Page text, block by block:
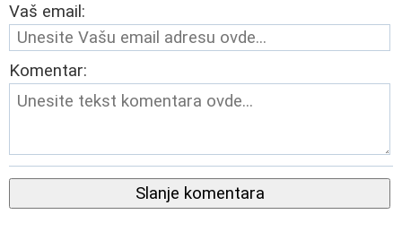
Vaš email:
Komentar:
Slanje komentara